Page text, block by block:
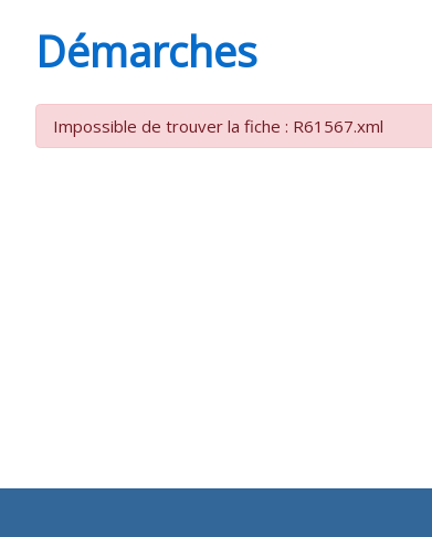
Démarches
Impossible de trouver la fiche : R61567.xml